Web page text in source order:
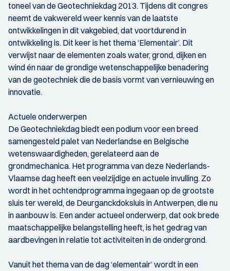
toneel van de Geotechniekdag 2013. Tijdens dit congres
neemt de vakwereld weer kennis van de laatste
ontwikkelingen in dit vakgebied, dat voortdurend in
ontwikkeling is. Dit keer is het thema ‘Elementair’. Dit
verwijst naar de elementen zoals water, grond, dijken en
wind én naar de grondige wetenschappelijke benadering
van de geotechniek die de basis vormt van vernieuwing en
innovatie.
Actuele onderwerpen
De Geotechniekdag biedt een podium voor een breed
samengesteld palet van Nederlandse en Belgische
wetenswaardigheden, gerelateerd aan de
grondmechanica. Het programma van deze Nederlands-
Vlaamse dag heeft een veelzijdige en actuele invulling. Zo
wordt in het ochtendprogramma ingegaan op de grootste
sluis ter wereld, de Deurganckdoksluis in Antwerpen, die nu
in aanbouw is. Een ander actueel onderwerp, dat ook brede
maatschappelijke belangstelling heeft, is het gedrag van
aardbevingen in relatie tot activiteiten in de ondergrond.
Vanuit het thema van de dag ‘elementair’ wordt in een